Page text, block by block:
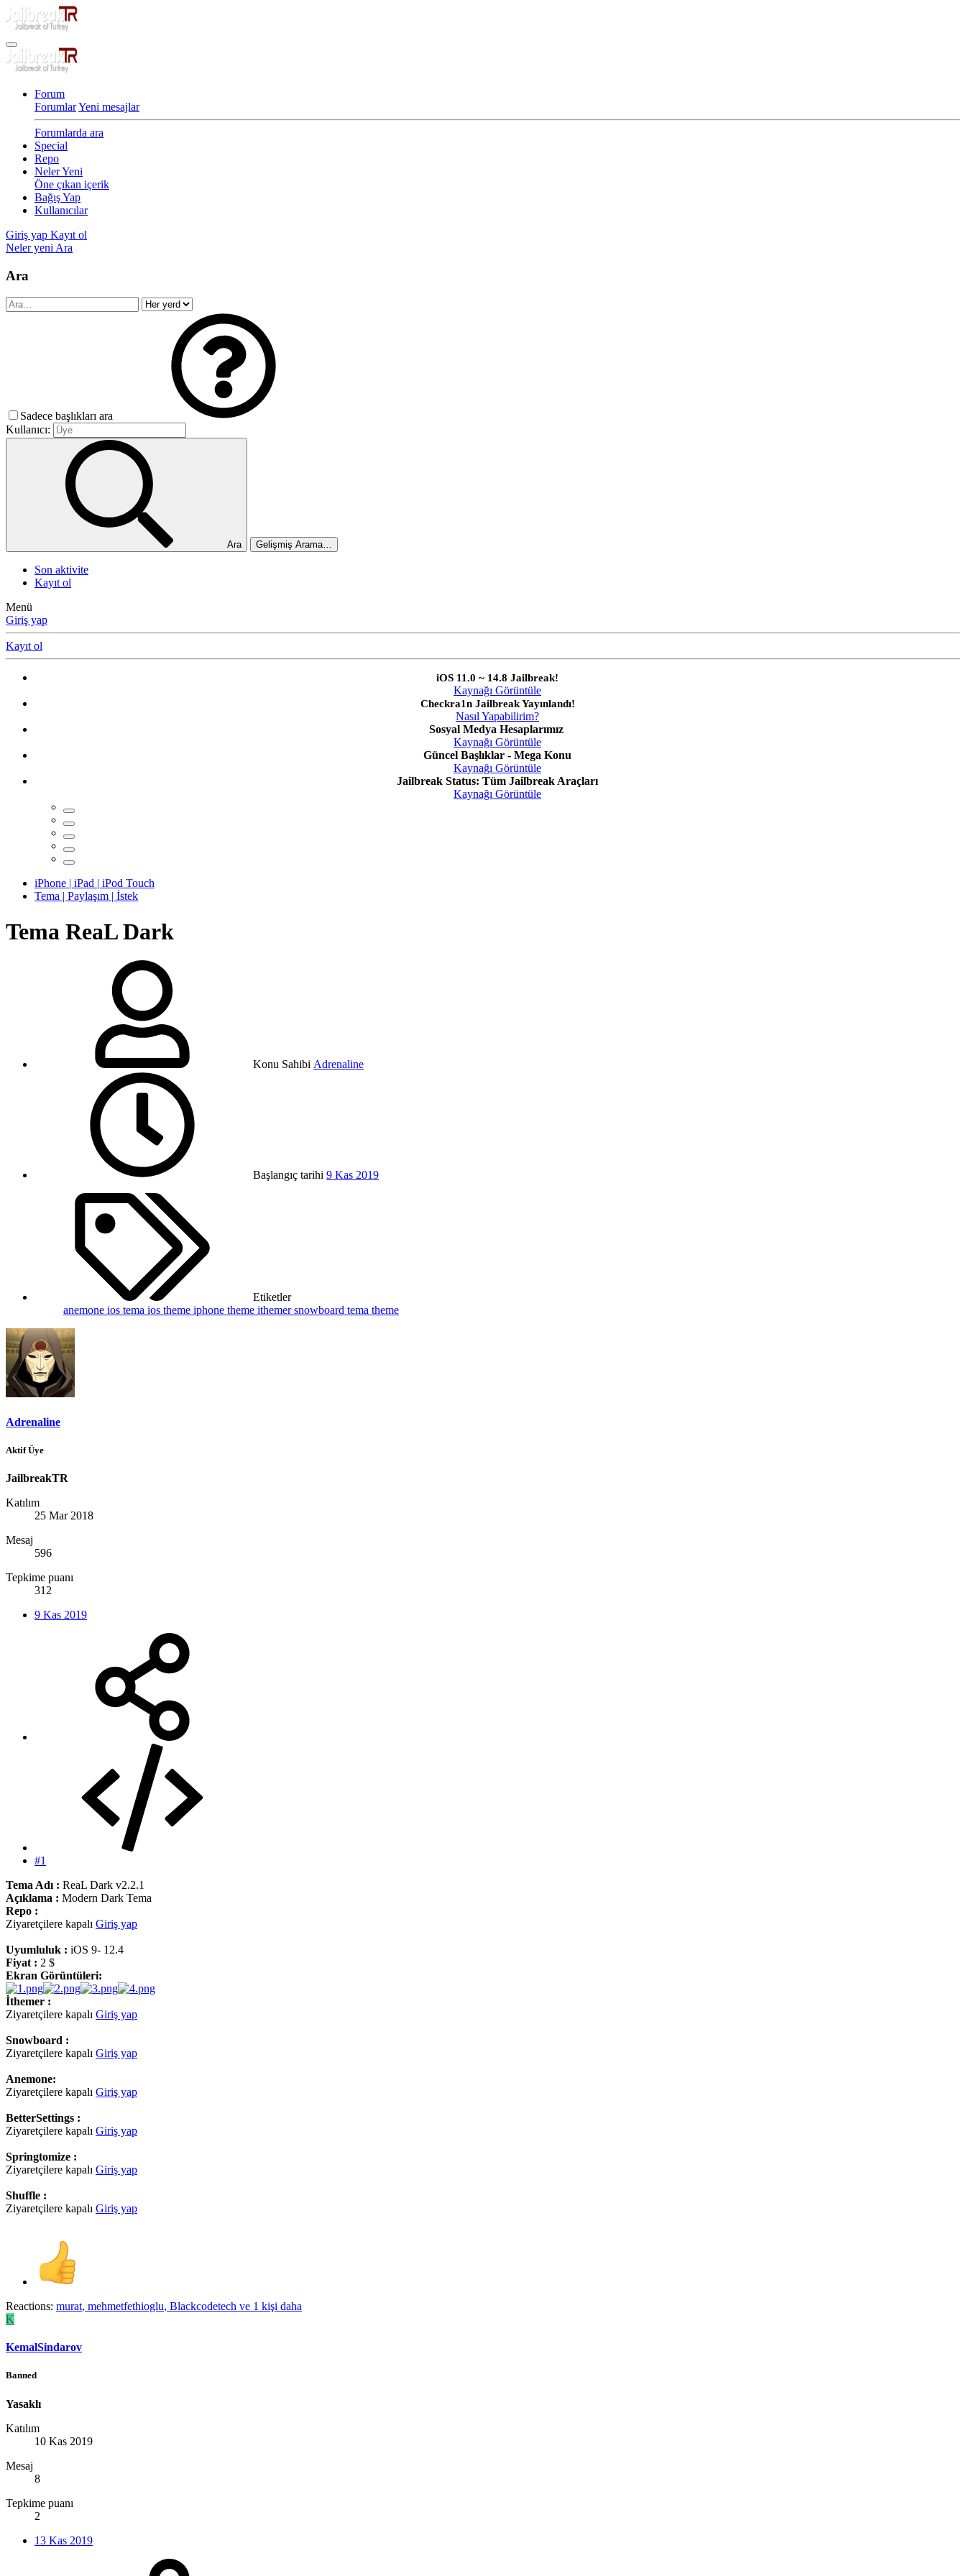
Forum
ForumlarYeni mesajlar
Forumlarda ara
Special
Repo
Neler Yeni
Öne çıkan içerik
Bağış Yap
Kullanıcılar
Giriş yap Kayıt ol
Neler yeni Ara
Ara
Sadece başlıkları ara
Kullanıcı:
Ara Gelişmiş Arama…
Son aktivite
Kayıt ol
Menü
Giriş yap
Kayıt ol
iOS 11.0 ~ 14.8 Jailbreak!
Kaynağı Görüntüle
Checkra1n Jailbreak Yayınlandı!
Nasıl Yapabilirim?
Sosyal Medya Hesaplarımız
Kaynağı Görüntüle
Güncel Başlıklar - Mega Konu
Kaynağı Görüntüle
Jailbreak Status: Tüm Jailbreak Araçları
Kaynağı Görüntüle
iPhone | iPad | iPod Touch
Tema | Paylaşım | İstek
Tema ReaL Dark
Konu Sahibi Adrenaline
Başlangıç tarihi 9 Kas 2019
Etiketler
anemone ios tema ios theme iphone theme ithemersnowboard tema theme
Adrenaline
Aktif Üye
JailbreakTR
Katılım
25 Mar 2018
Mesaj
596
Tepkime puanı
312
9 Kas 2019
#1
Tema Adı : ReaL Dark v2.2.1
Açıklama : Modern Dark Tema
Repo :
Ziyaretçilere kapalı Giriş yap
Uyumluluk : iOS 9- 12.4
Fiyat : 2 $
Ekran Görüntüleri:
İthemer :
Ziyaretçilere kapalı Giriş yap
Snowboard :
Ziyaretçilere kapalı Giriş yap
Anemone:
Ziyaretçilere kapalı Giriş yap
BetterSettings :
Ziyaretçilere kapalı Giriş yap
Springtomize :
Ziyaretçilere kapalı Giriş yap
Shuffle :
Ziyaretçilere kapalı Giriş yap
Reactions: murat, mehmetfethioglu, Blackcodetech ve 1 kişi daha
K
KemalSindarov
Banned
Yasaklı
Katılım
10 Kas 2019
Mesaj
8
Tepkime puanı
2
13 Kas 2019